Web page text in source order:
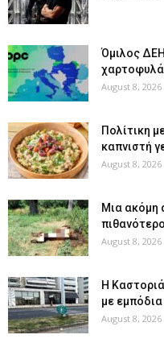
Όμιλος
August 8, 2026
Πολίτικη
καπνιστή
August 8, 2026
Μια ακόμη
August 8, 2026
Η
με εμπόδια
August 8, 2026